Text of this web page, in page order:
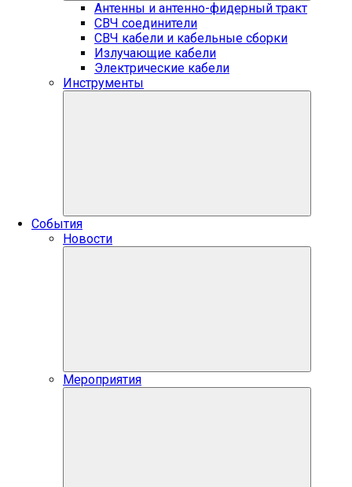
Антенны и антенно-фидерный тракт
СВЧ соединители
СВЧ кабели и кабельные сборки
Излучающие кабели
Электрические кабели
Инструменты
События
Новости
Мероприятия